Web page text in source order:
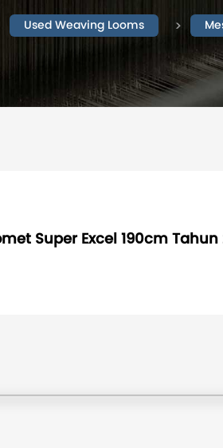
Used Weaving Looms
Super Excel 190cm